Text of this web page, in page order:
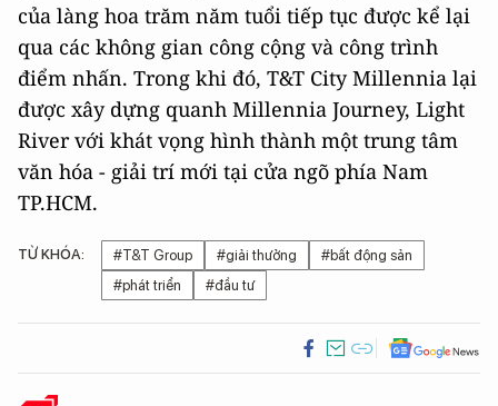
của làng hoa trăm năm tuổi tiếp tục được kể lại
qua các không gian công cộng và công trình
điểm nhấn. Trong khi đó, T&T City Millennia lại
được xây dựng quanh Millennia Journey, Light
River với khát vọng hình thành một trung tâm
văn hóa - giải trí mới tại cửa ngõ phía Nam
TP.HCM.
TỪ KHÓA: #T&T Group #giải thưởng
#bất động sản
#phát triển
#đầu tư